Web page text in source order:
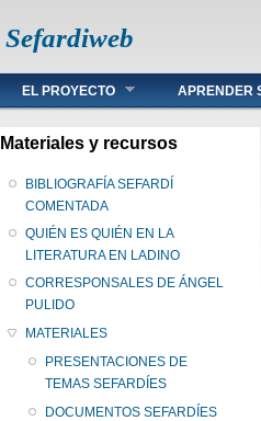
Sefardiweb
Main menu
EL PROYECTO APRENDER
Materiales y recursos
BIBLIOGRAFÍA SEFARDÍ
COMENTADA
QUIÉN ES QUIÉN EN LA
LITERATURA EN LADINO
CORRESPONSALES DE ÁNGEL
PULIDO
MATERIALES
PRESENTACIONES DE
TEMAS SEFARDÍES
DOCUMENTOS SEFARDÍES